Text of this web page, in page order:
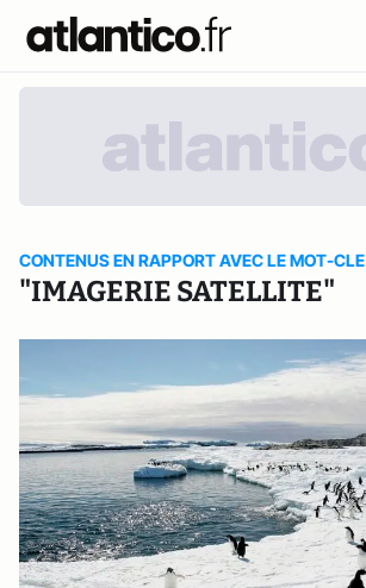
CONTENUS EN RAPPORT AVEC LE MOT-CLE
"IMAGERIE SATELLITE"